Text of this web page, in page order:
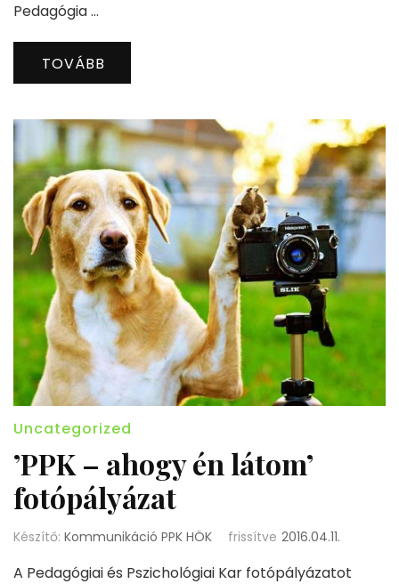
Pedagógia …
TOVÁBB
Uncategorized
’PPK – ahogy én látom’
fotópályázat
Készítő: Kommunikáció PPK HÖK frissítve 2016.04.11.
A Pedagógiai és Pszichológiai Kar fotópályázatot